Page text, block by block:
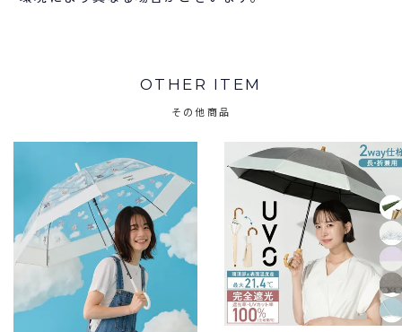
OTHER ITEM
その他商品